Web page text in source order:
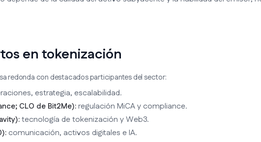
en tokenización
redonda con destacados participantes del sector:
estrategia, escalabilidad.
CLO de Bit2Me):regulación MiCA y compliance.
tecnología de tokenización y Web3.
comunicación, activos digitales e IA.